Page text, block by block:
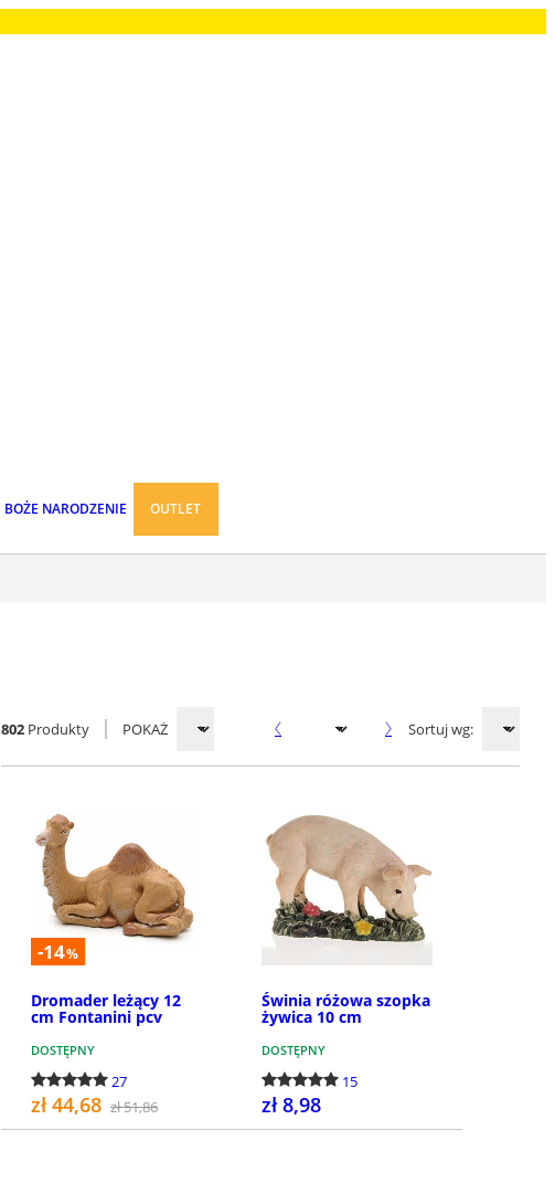
BOŻE NARODZENIE OUTLET
802 Produkty POKAŻ Sortuj wg:
-14%
Dromader leżący 12
cm Fontanini pcv
DOSTĘPNY
27
zł 44,68 zł 51,86
Świnia różowa szopka
żywica 10 cm
DOSTĘPNY
15
zł 8,98